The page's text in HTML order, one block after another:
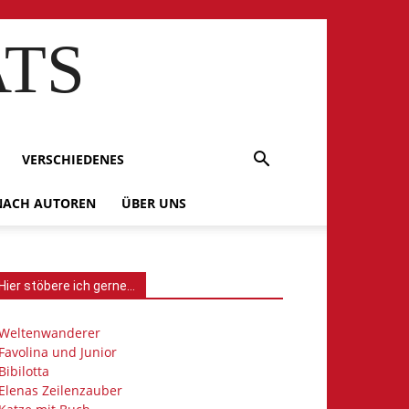
VERSCHIEDENES
AUTOREN ÜBER UNS
stöbere ich gerne…
und Junior
Zeilenzauber